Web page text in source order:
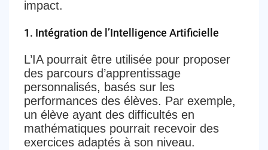
impact.
1. Intégration de l’Intelligence Artificielle
L’IA pourrait être utilisée pour proposer
des parcours d’apprentissage
personnalisés, basés sur les
performances des élèves. Par exemple,
un élève ayant des difficultés en
mathématiques pourrait recevoir des
exercices adaptés à son niveau.